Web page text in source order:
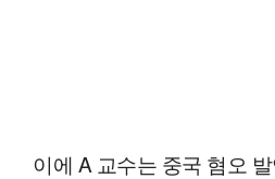
이에 A 교수는 중국 혐오